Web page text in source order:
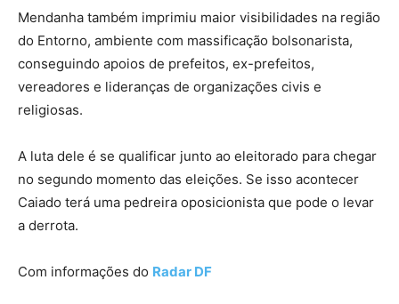
Mendanha também imprimiu maior visibilidades na região
do Entorno, ambiente com massificação bolsonarista,
conseguindo apoios de prefeitos, ex-prefeitos,
vereadores e lideranças de organizações civis e
religiosas.
A luta dele é se qualificar junto ao eleitorado para chegar
no segundo momento das eleições. Se isso acontecer
Caiado terá uma pedreira oposicionista que pode o levar
a derrota.
Com informações do Radar DF